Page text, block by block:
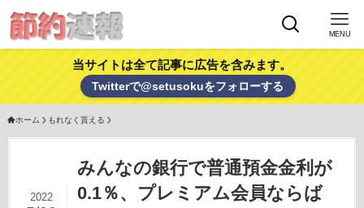
MENU
当サイトは全て記事に広告を含みます。
Twitterで@setusokuをフォローする
ホーム もれなく貰える
みんなの銀行で普通預金金利が
0.1％、プレミアム会員ならば
2022